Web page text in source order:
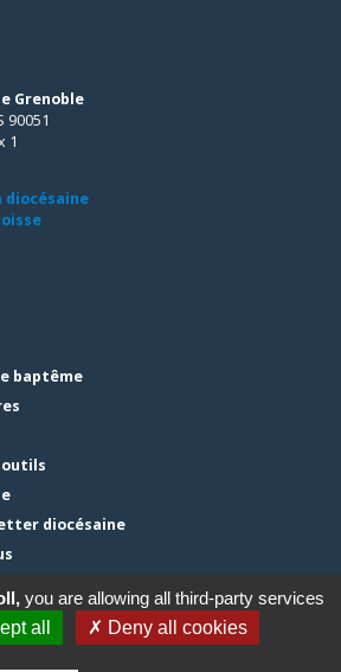
Grenoble
90051
1
diocésaine
baptême
outils
diocésaine
you are allowing all third-party services
all
✗ Deny all cookies